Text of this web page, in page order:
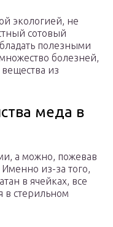
экологией, не
сотовый
полезными
болезней,
из
меда в
а можно, пожевав
из-за того,
в ячейках, все
в стерильном